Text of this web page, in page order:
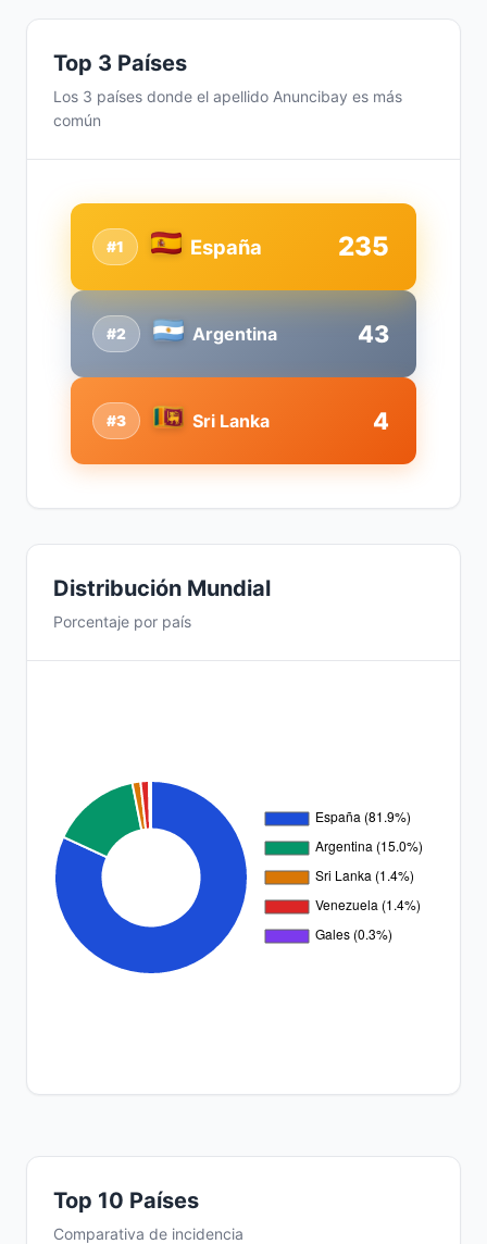
Top 3 Países
Los 3 países donde el apellido Anuncibay es más
común
#2 Argentina 43
#1 España 235
#3 Sri Lanka 4
Distribución Mundial
Porcentaje por país
Top 10 Países
Comparativa de incidencia